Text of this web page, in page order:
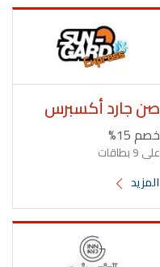
صن جارد أكسبرس
خصم 15%
على 9 بطاقات
المزيد